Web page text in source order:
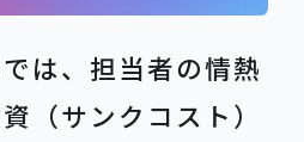
は、担当者の情熱
（サンクコスト）